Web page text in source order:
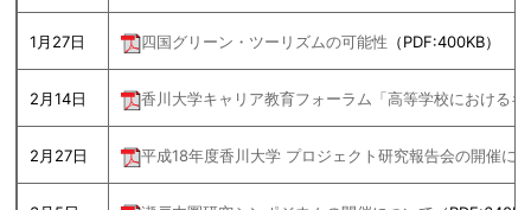
1月27日 四国グリーン・ツーリズムの可能性 （PDF:400KB）
2月14日 香川大学キャリア教育フォーラム「高等学校における
2月27日 平成18年度香川大学 プロジェクト研究報告会の開催に